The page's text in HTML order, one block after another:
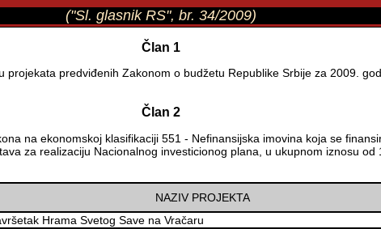
("Sl. glasnik RS", br. 34/2009)
Član 1
predviđenih Zakonom o budžetu Republike Srbije za 2009.
Član 2
na ekonomskoj klasifikaciji 551 - Nefinansijska imovina koja se
za realizaciju Nacionalnog investicionog plana, u ukupnom iznosu
NAZIV PROJEKTA
Hrama Svetog Save na Vračaru